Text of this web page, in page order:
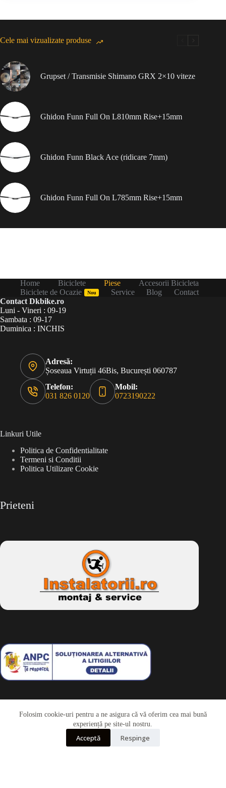
Folosim cookie-uri pentru a ne asigura că vă oferim cea mai bună
experiență pe site-ul nostru.
Acceptă Respinge
Cele mai vizualizate produse
Grupset / Transmisie Shimano GRX 2×10 viteze
Ghidon Funn Full On L810mm Rise+15mm
Ghidon Funn Black Ace (ridicare 7mm)
Ghidon Funn Full On L785mm Rise+15mm
Home Biciclete Piese
Accesorii Bicicleta
Biciclete de Ocazie
Nou Service Blog
Contact
Contact Dkbike.ro
Luni - Vineri : 09-19
Sambata : 09-17
Duminica : INCHIS
Adresă:
Șoseaua Virtuții 46Bis, București 060787
Telefon:
031 826 0120
Mobil:
0723190222
Linkuri Utile
Politica de Confidentialitate
Termeni si Conditii
Politica Utilizare Cookie
Prieteni
Drepturi de autor © 2026 - Dkbike.ropowered by